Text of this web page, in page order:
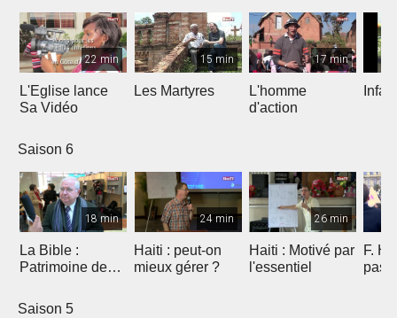
22 min
L'Eglise lance
Sa Vidéo
15 min
Les Martyres
17 min
L'homme
d'action
Saison 6
18 min
La Bible :
Patrimoine de
Marseille
24 min
Haiti : peut-on
mieux gérer ?
26 min
Haiti : Motivé par
l'essentiel
F.
pas
Saison 5